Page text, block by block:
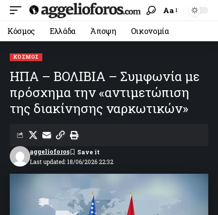
Aa
Κόσμος Ελλάδα Άποψη Οικονομία
ΚΌΣΜΟΣ
ΗΠΑ – ΒΟΛΙΒΙΑ – Συμφωνία με
πρόσχημα την «αντιμετώπιση
της διακίνησης ναρκωτικών»
Last updated: 18/06/2026 22:32
aggelioforos